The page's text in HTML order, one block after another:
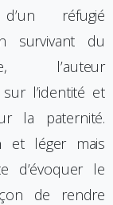
réfugié
survivant du
l’auteur
l’identité et
la paternité.
et léger mais
d’évoquer le
de rendre